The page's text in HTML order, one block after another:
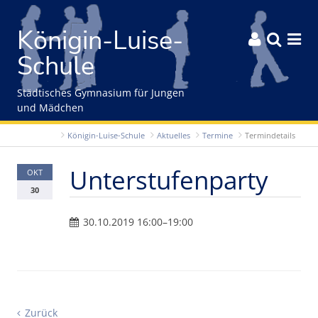
Gleich zum Inhalt der Seite springen
Königin-Luise-
Schule
  
Städtisches Gymnasium für Jungen
und Mädchen
Königin-Luise-Schule Aktuelles Termine Termindetails
OKT
30
Unterstufenparty
30.10.2019 16:00–19:00
Zurück